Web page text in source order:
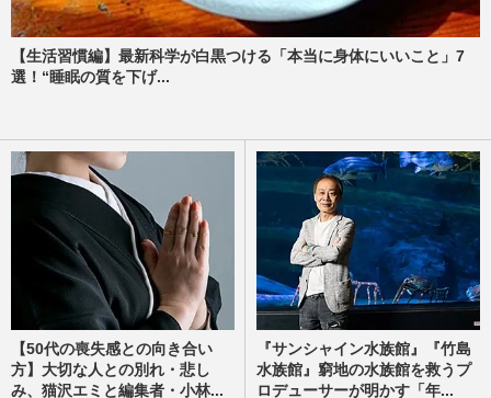
【生活習慣編】最新科学が白黒つける「本当に身体にいいこと」7
選！“睡眠の質を下げ...
【50代の喪失感との向き合い
方】大切な人との別れ・悲し
み、猫沢エミと編集者・小林...
『サンシャイン水族館』『竹島
水族館』窮地の水族館を救うプ
ロデューサーが明かす「年...